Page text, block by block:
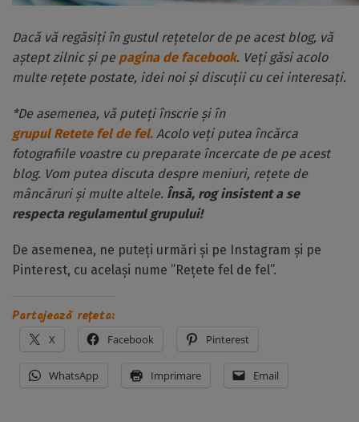
Dacă vă regăsiți în gustul rețetelor de pe acest blog, vă
aștept zilnic și pe pagina de facebook. Veți găsi acolo
multe rețete postate, idei noi și discuții cu cei interesați.
*De asemenea, vă puteți înscrie și în
grupul Retete fel de fel. Acolo veți putea încărca
fotografiile voastre cu preparate încercate de pe acest
blog. Vom putea discuta despre meniuri, rețete de
mâncăruri și multe altele. Însă, rog insistent a se
respecta regulamentul grupului!
De asemenea, ne puteți urmări și pe Instagram și pe
Pinterest, cu același nume ”Rețete fel de fel”.
Partajează rețeta:
X Facebook Pinterest
WhatsApp Imprimare Email